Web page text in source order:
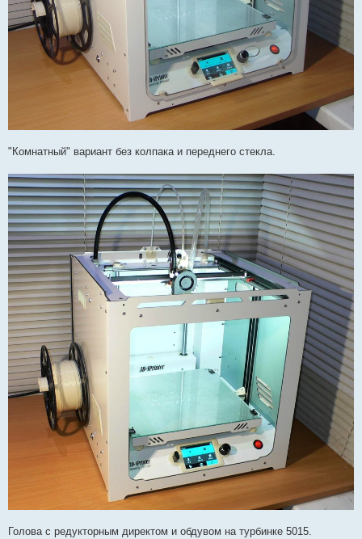
"Комнатный" вариант без колпака и переднего стекла.
Голова с редукторным директом и обдувом на турбинке 5015.